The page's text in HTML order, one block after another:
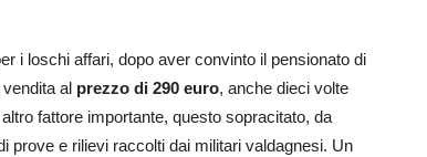
i loschi affari, dopo aver convinto il pensionato di
al prezzo di 290 euro, anche dieci volte
fattore importante, questo sopracitato, da
prove e rilievi raccolti dai militari valdagnesi. Un